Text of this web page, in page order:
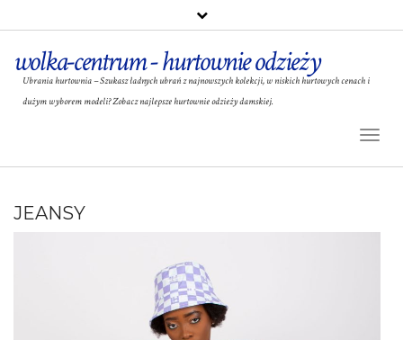
wolka-centrum - hurtownie odzieży
Ubrania hurtownia – Szukasz ładnych ubrań z najnowszych kolekcji, w niskich hurtowych cenach i
dużym wyborem modeli? Zobacz najlepsze hurtownie odzieży damskiej.
JEANSY